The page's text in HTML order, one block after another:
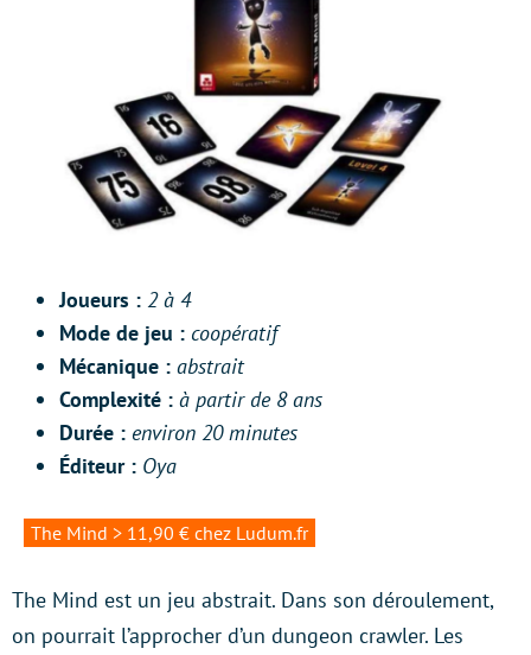
Joueurs : 2 à 4
Mode de jeu : coopératif
Mécanique : abstrait
Complexité : à partir de 8 ans
Durée : environ 20 minutes
Éditeur : Oya
The Mind > 11,90 € chez Ludum.fr
The Mind est un jeu abstrait. Dans son déroulement,
on pourrait l’approcher d’un dungeon crawler. Les